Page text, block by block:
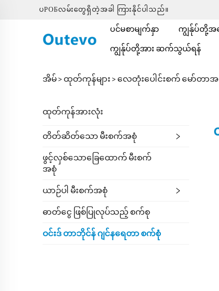
ပРОБလမ်းတွေရှိတဲ့အခါ ကြားနိုင်ပါသည်။
ပင်မစာမျက်နှာ ကျွန်ုပ်တို့အ
ကျွန်ုပ်တို့အား ဆက်သွယ်ရန်
အိမ် > ထုတ်ကုန်များ > လေတုံးပေါင်းစက် မော်တာ
ထုတ်ကုန်အားလုံး
တိတ်ဆိတ်သော မီးစက်အစုံ
ဖွင့်လှစ်သောခြေထောက် မီးစက်
အစုံ
ယာဉ်ပါ မီးစက်အစုံ
ဓာတ်ငွေ ဖြစ်ပြုလုပ်သည့် စက်စု
ဝင်းဒ် တာဘိုင်န် ဂျင်နရေတာ စက်စုံ